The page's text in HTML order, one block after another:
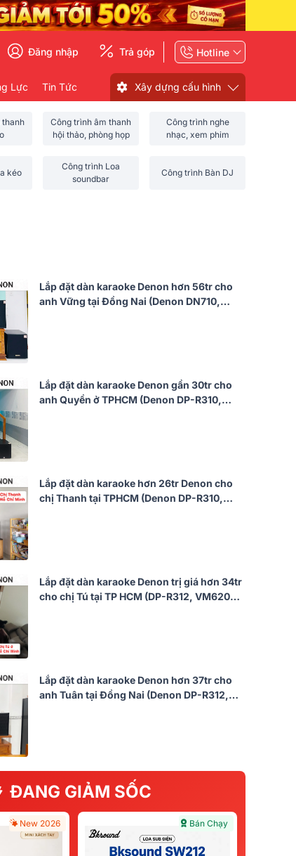
Đăng nhập Trả góp Hotline
Lực Tin Tức Xây dựng cấu hình
thanh
Công trình âm thanh
hội thảo, phòng họp
Công trình nghe
nhạc, xem phim
kéo
Công trình Loa
soundbar
Công trình Bàn DJ
Lắp đặt dàn karaoke Denon hơn 56tr cho
anh Vững tại Đồng Nai (Denon DN710,
Lắp đặt dàn karaoke Denon gần 30tr cho
anh Quyền ở TPHCM (Denon DP-R310,
Lắp đặt dàn karaoke hơn 26tr Denon cho
chị Thanh tại TPHCM (Denon DP-R310,
Lắp đặt dàn karaoke Denon trị giá hơn 34tr
cho chị Tú tại TP HCM (DP-R312, VM620A,
Lắp đặt dàn karaoke Denon hơn 37tr cho
anh Tuân tại Đồng Nai (Denon DP-R312,
ĐANG GIẢM SỐC
New 2026 Bán Chạy